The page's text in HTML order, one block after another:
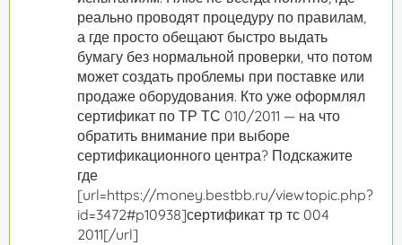
реально проводят процедуру по правилам,
а где просто обещают быстро выдать
бумагу без нормальной проверки, что потом
может создать проблемы при поставке или
продаже оборудования. Кто уже оформлял
сертификат по ТР ТС 010/2011 — на что
обратить внимание при выборе
сертификационного центра? Подскажите
где
[url=https://money.bestbb.ru/viewtopic.php?
id=3472#p10938]сертификат тр тс 004
2011[/url]